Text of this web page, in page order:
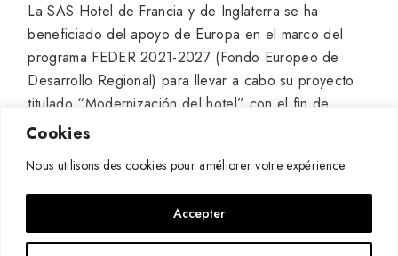
Cookies
Nous utilisons des cookies pour améliorer votre expérience.
Accepter
La SAS Hotel de Francia y de Inglaterra se ha
beneficiado del apoyo de Europa en el marco del
programa FEDER 2021-2027 (Fondo Europeo de
Desarrollo Regional) para llevar a cabo su proyecto
titulado “Modernización del hotel” con el fin de
disponer de un verdadero lugar de alta gama a
desarrollar su crecimiento.